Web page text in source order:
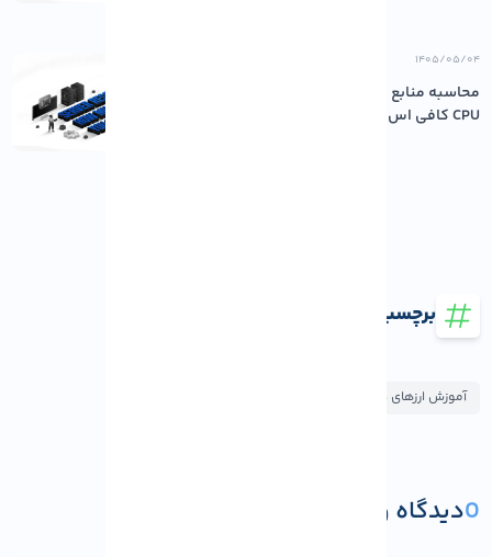
۱۴۰۵/۰۵/۰۴
محاسبه منابع مورد نیاز سرور: چقدر رم و
CPU کافی اس...
برچسب ها
آموزش ارزهای دیجیتال
0دیدگاه و پرسش